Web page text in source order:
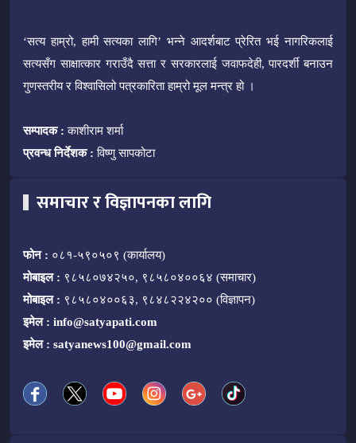
‘सत्य हाम्रो, हामी सत्यका लागि’ भन्ने आदर्शबाट प्रेरित भई नागरिकलाई
सत्यसँग साक्षात्कार गराउँदै सत्ता र सरकारलाई जवाफदेही, पारदर्शी बनाउन
गुणस्तरीय र विश्वासिलो पत्रकारिता हाम्रो मूल मन्त्र हो ।
सम्पादक : काशीराम शर्मा
प्रवन्ध निर्देशक : विष्णु सापकोटा
समाचार र विज्ञापनका लागि
फोन : ०८१-५९०५०९ (कार्यालय)
मोबाइल : ९८५८०७४२५०, ९८५८०४००६४ (समाचार)
मोबाइल : ९८५८०४००६३, ९८४८२२४२०० (विज्ञापन)
इमेल : info@satyapati.com
इमेल : satyanews100@gmail.com